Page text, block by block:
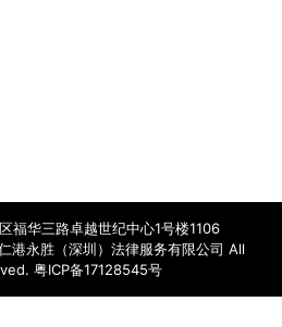
福华三路卓越世纪中心1号楼1106
永胜（深圳）法律服务有限公司 All
粤ICP备17128545号